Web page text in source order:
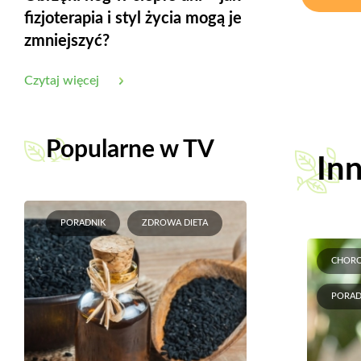
fizjoterapia i styl życia mogą je
zmniejszyć?
Czytaj więcej
Popularne w TV
PORADNIK ZDROWA DIETA